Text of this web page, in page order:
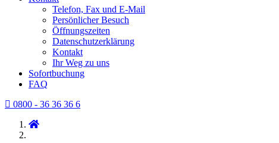
Telefon, Fax und E-Mail
Persönlicher Besuch
Öffnungszeiten
Datenschutzerklärung
Kontakt
Ihr Weg zu uns
Sofortbuchung
FAQ
0800 - 36 36 36 6